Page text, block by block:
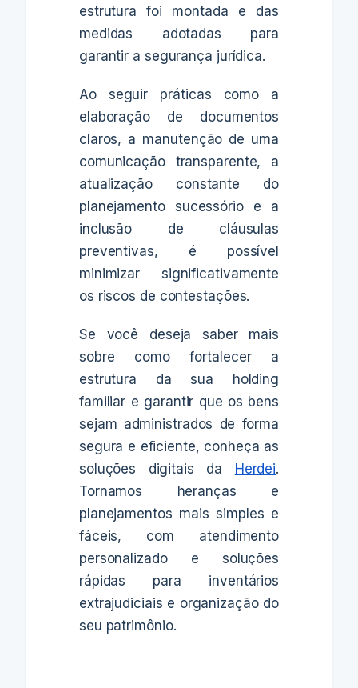
estrutura foi montada e das
medidas adotadas para
garantir a segurança jurídica.
Ao seguir práticas como a
elaboração de documentos
claros, a manutenção de uma
comunicação transparente, a
atualização constante do
planejamento sucessório e a
inclusão de cláusulas
preventivas, é possível
minimizar significativamente
os riscos de contestações.
Se você deseja saber mais
sobre como fortalecer a
estrutura da sua holding
familiar e garantir que os bens
sejam administrados de forma
segura e eficiente, conheça as
soluções digitais da Herdei.
Tornamos heranças e
planejamentos mais simples e
fáceis, com atendimento
personalizado e soluções
rápidas para inventários
extrajudiciais e organização do
seu patrimônio.